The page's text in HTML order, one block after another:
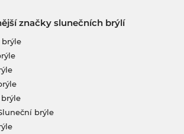
značky slunečních brýlí
brýle
brýle